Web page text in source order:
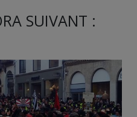
SUIVANT :